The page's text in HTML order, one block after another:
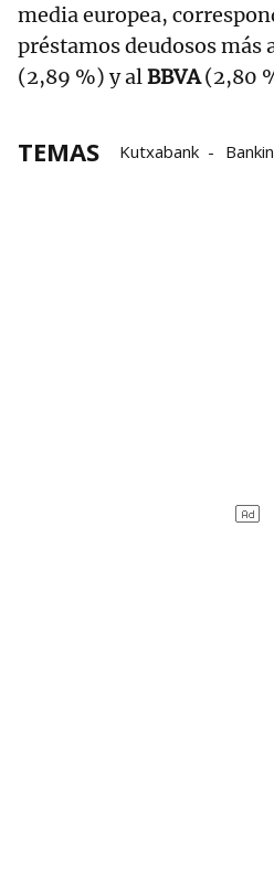
media europea,
préstamos deudosos más
(2,89 %) y alBBVA(2,80
TEMAS Kutxabank